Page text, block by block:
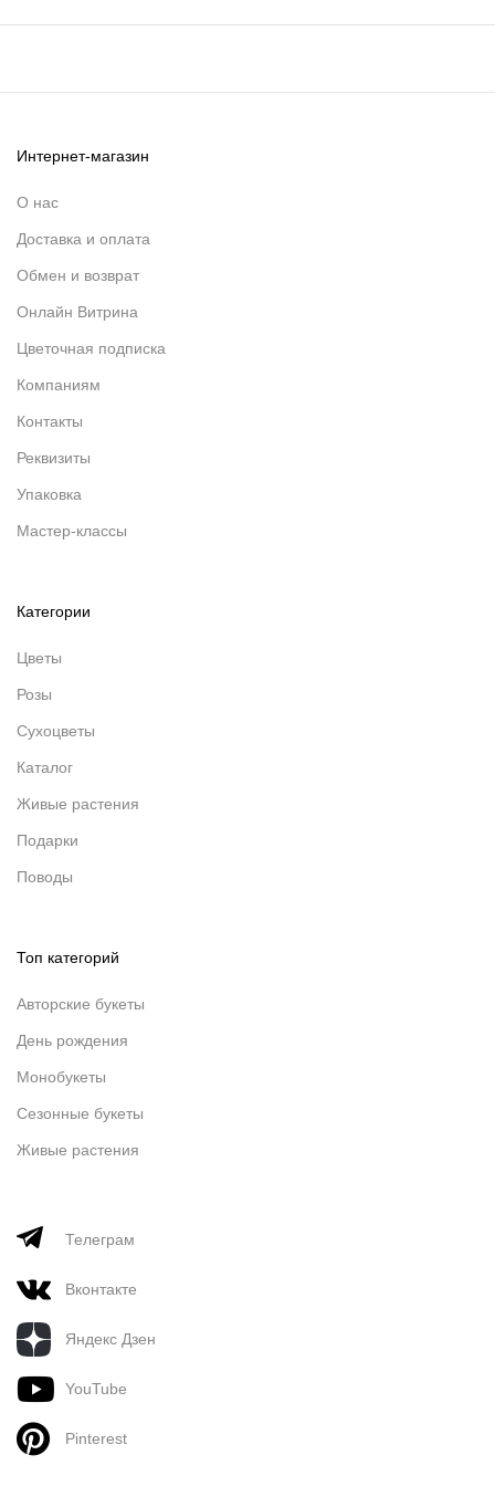
Интернет-магазин
О нас
Доставка и оплата
Обмен и возврат
Онлайн Витрина
Цветочная подписка
Компаниям
Контакты
Реквизиты
Упаковка
Мастер-классы
Категории
Цветы
Розы
Сухоцветы
Каталог
Живые растения
Подарки
Поводы
Топ категорий
Авторские букеты
День рождения
Монобукеты
Сезонные букеты
Живые растения
Телеграм
Вконтакте
Яндекс Дзен
YouTube
Pinterest